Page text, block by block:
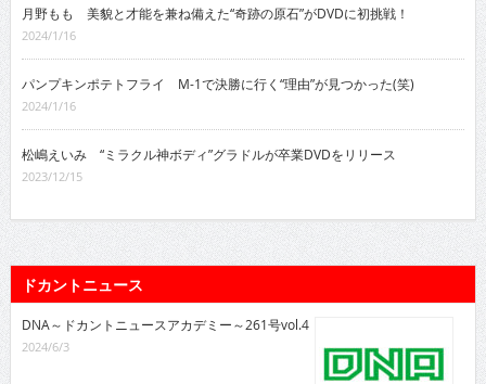
月野もも 美貌と才能を兼ね備えた“奇跡の原石”がDVDに初挑戦！
2024/1/16
パンプキンポテトフライ M-1で決勝に行く“理由”が見つかった(笑)
2024/1/16
松嶋えいみ “ミラクル神ボディ”グラドルが卒業DVDをリリース
2023/12/15
ドカントニュース
DNA～ドカントニュースアカデミー～261号vol.4
2024/6/3